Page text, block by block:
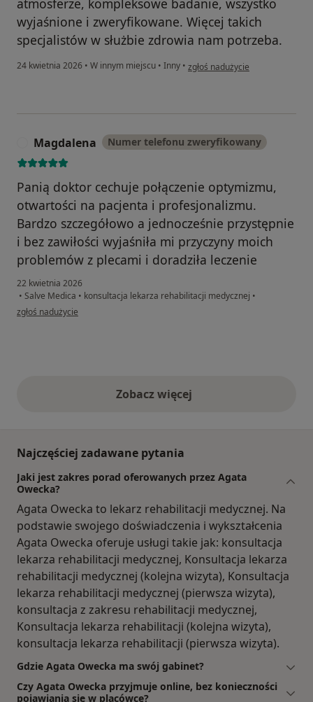
atmosferze, kompleksowe badanie, wszystko
wyjaśnione i zweryfikowane. Więcej takich
specjalistów w służbie zdrowia nam potrzeba.
24 kwietnia 2026 • W innym miejscu • Inny • w opinii użytkownika Joanna
zgłoś nadużycie
Magdalena Numer telefonu zweryfikowany
Panią doktor cechuje połączenie optymizmu,
otwartości na pacjenta i profesjonalizmu.
Bardzo szczegółowo a jednocześnie przystępnie
i bez zawiłości wyjaśniła mi przyczyny moich
problemów z plecami i doradziła leczenie
22 kwietnia 2026
• Salve Medica • konsultacja lekarza rehabilitacji medycznej •
w opinii użytkownika Magdalena
zgłoś nadużycie
Zobacz więcejopinie powyżej
Najczęściej zadawane pytania
Jaki jest zakres porad oferowanych przez Agata
Owecka?
Agata Owecka to lekarz rehabilitacji medycznej. Na
podstawie swojego doświadczenia i wykształcenia
Agata Owecka oferuje usługi takie jak: konsultacja
lekarza rehabilitacji medycznej, Konsultacja lekarza
rehabilitacji medycznej (kolejna wizyta), Konsultacja
lekarza rehabilitacji medycznej (pierwsza wizyta),
konsultacja z zakresu rehabilitacji medycznej,
Konsultacja lekarza rehabilitacji (kolejna wizyta),
konsultacja lekarza rehabilitacji (pierwsza wizyta).
Gdzie Agata Owecka ma swój gabinet?
Czy Agata Owecka przyjmuje online, bez konieczności
pojawiania się w placówce?